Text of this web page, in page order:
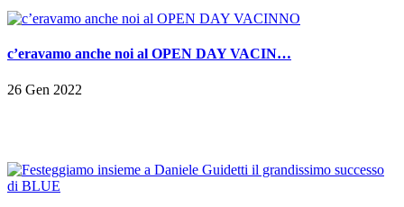
c’eravamo anche noi al OPEN DAY VACIN…
26 Gen 2022